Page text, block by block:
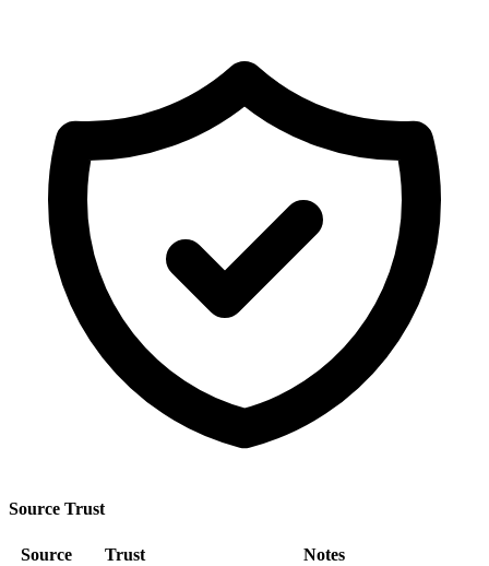
Source Trust
Source Trust
Notes